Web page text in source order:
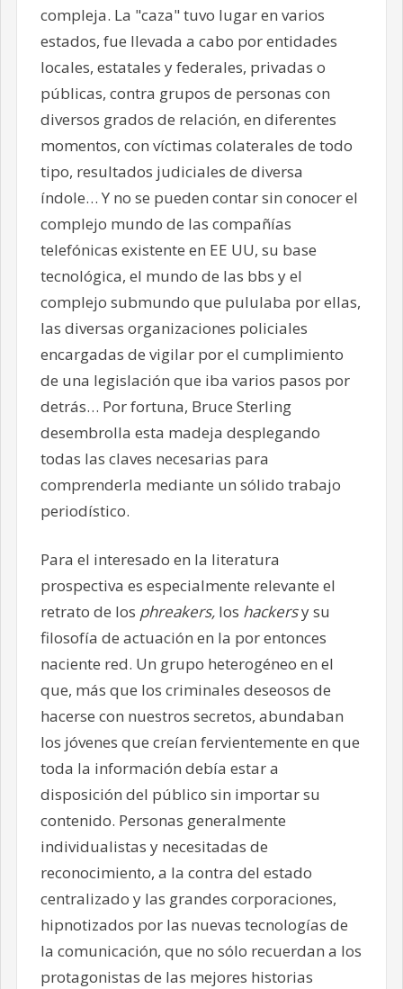
compleja. La "caza" tuvo lugar en varios
estados, fue llevada a cabo por entidades
locales, estatales y federales, privadas o
públicas, contra grupos de personas con
diversos grados de relación, en diferentes
momentos, con víctimas colaterales de todo
tipo, resultados judiciales de diversa
índole… Y no se pueden contar sin conocer el
complejo mundo de las compañías
telefónicas existente en EE UU, su base
tecnológica, el mundo de las bbs y el
complejo submundo que pululaba por ellas,
las diversas organizaciones policiales
encargadas de vigilar por el cumplimiento
de una legislación que iba varios pasos por
detrás… Por fortuna, Bruce Sterling
desembrolla esta madeja desplegando
todas las claves necesarias para
comprenderla mediante un sólido trabajo
periodístico.
Para el interesado en la literatura
prospectiva es especialmente relevante el
retrato de los phreakers,los hackersy su
filosofía de actuación en la por entonces
naciente red. Un grupo heterogéneo en el
que, más que los criminales deseosos de
hacerse con nuestros secretos, abundaban
los jóvenes que creían fervientemente en que
toda la información debía estar a
disposición del público sin importar su
contenido. Personas generalmente
individualistas y necesitadas de
reconocimiento, a la contra del estado
centralizado y las grandes corporaciones,
hipnotizados por las nuevas tecnologías de
la comunicación, que no sólo recuerdan a los
protagonistas de las mejores historias